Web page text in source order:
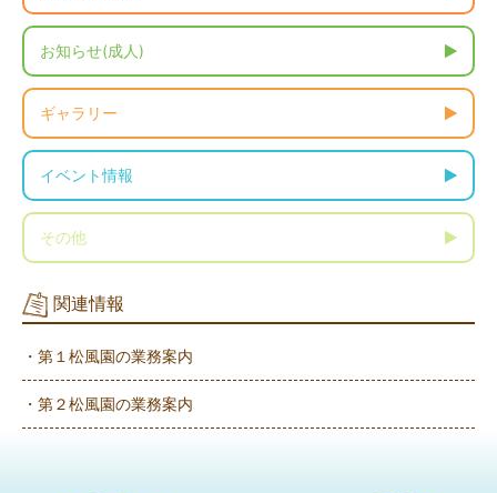
お知らせ(成人)
ギャラリー
イベント情報
その他
関連情報
・第１松風園の業務案内
・第２松風園の業務案内